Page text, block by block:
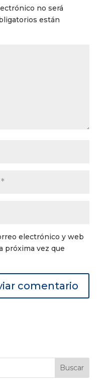
no será
están
electrónico y web
próxima vez que